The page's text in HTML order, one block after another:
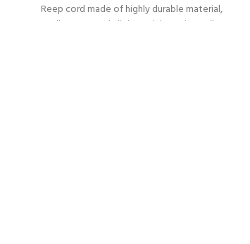
Reep cord made of highly durable material,
excellent strength, light weight and excellent